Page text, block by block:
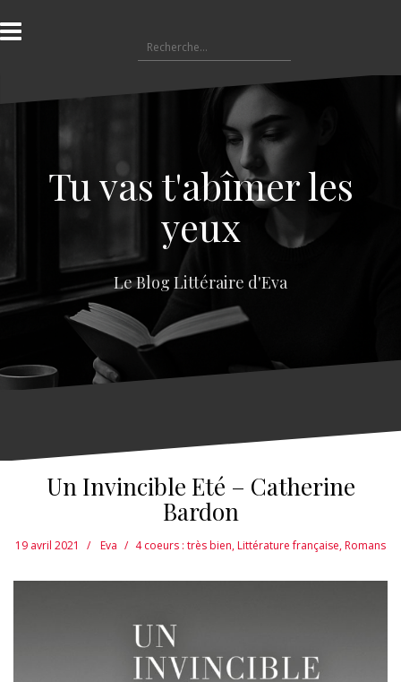
l
a
e
e
Tu vas t'abîmer les
yeux
Le Blog Littéraire d'Eva
Un Invincible Eté – Catherine
Bardon
19 avril 2021 Eva 4 coeurs : très bien,Littérature française,Romans